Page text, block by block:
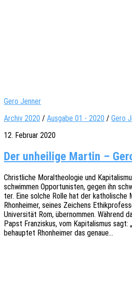
Gero Jenner
Archiv 2020 / Ausgabe 01 - 2020 / Gero
12. Februar 2020
Der unheilige Martin –
Christ­li­che Moral­theo­lo­gie und
schwim­men Oppor­tu­nis­ten, gegen ihn
ter. Eine solche Rolle hat der katho­li­sche
Rhon­hei­mer, seines Zeichens
Univer­si­tät Rom, über­nom­men. Während
Papst Fran­zis­kus, vom Kapi­ta­lis­mus
behaup­tet Rhon­hei­mer das genaue…